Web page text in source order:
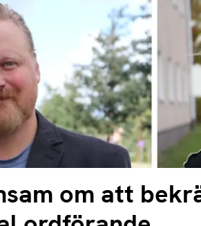
om att